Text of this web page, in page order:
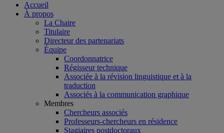
Accueil
À propos
La Chaire
Titulaire
Directeur des partenariats
Équipe
Coordonnatrice
Régisseur technique
Associée à la révision linguistique et à la
traduction
Associés à la communication graphique
Membres
Chercheurs associés
Professeurs-chercheurs en résidence
Stagiaires postdoctoraux